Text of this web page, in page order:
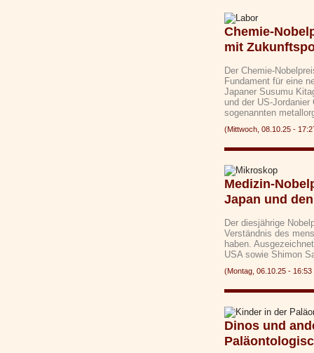
Chemie-
mit
Der Chemie-
Fundament für eine
Japaner Susumu
und der US-
sogenannten
(Mittwoch, 08.10.25 -
Medizin-
Japan und
Der diesjährige
Verständnis des
haben.
USA sowie Shimon
(Montag, 06.10.25 -
Dinos und